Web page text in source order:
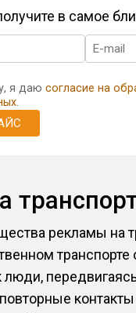
в самое
я даюсогласие на
.
рекламы на
люди,